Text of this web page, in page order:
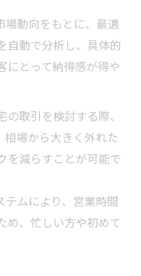
動向をもとに、最適
自動で分析し、具体的
にとって納得感が得や
取引を検討する際、
場から大きく外れた
を減らすことが可能で
テムにより、営業時間
め、忙しい方や初めて